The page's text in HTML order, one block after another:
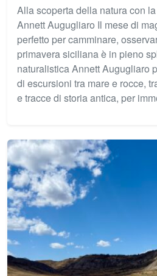
Alla scoperta della natura con
Annett Augugliaro Il mese di
perfetto per camminare,
primavera siciliana è in pieno
naturalistica Annett Augugliaro
di escursioni tra mare e rocce,
e tracce di storia antica, per